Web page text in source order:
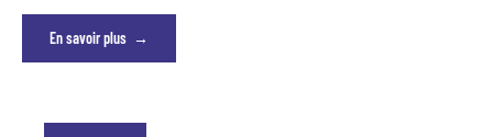
En savoir plus